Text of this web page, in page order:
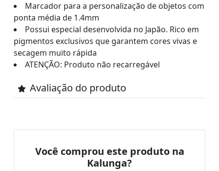
Marcador para a personalização de objetos com
ponta média de 1.4mm
Possui especial desenvolvida no Japão. Rico em
pigmentos exclusivos que garantem cores vivas e
secagem muito rápida
ATENÇÃO: Produto não recarregável
Avaliação do produto
Você comprou este produto na
Kalunga?